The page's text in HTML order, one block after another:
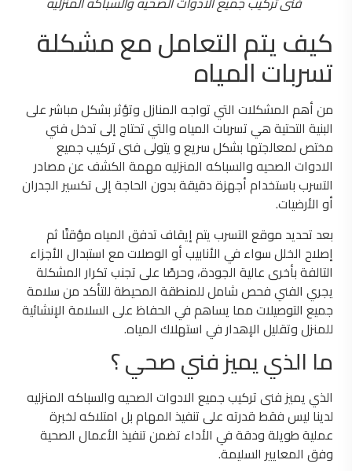
كيف يتم التعامل مع مشكلة
تسربات المياه
من أهم المشكلات التي تواجه المنازل وتؤثر بشكل مباشر على
البنية التحتية هي تسربات المياه والتي تحتاج إلى تدخل فني
مختص لمعالجتها بشكل سريع و يتولى فنى تركيب جميع
الادوات الصحيه والسباكه المنزليه مهمة الكشف عن مصادر
التسرب باستخدام أجهزة دقيقة بدون الحاجة إلى تكسير الجدران
أو الأرضيات.
بعد تحديد موقع التسرب يتم إيقاف تدفق المياه مؤقتًا ثم
إصلاح الخلل سواء في الأنابيب أو الوصلات مع استبدال الأجزاء
التالفة بأخرى عالية الجودة، وحرصًا على تجنب تكرار المشكلة
يجري الفني فحص شامل للمنطقة المحيطة للتأكد من سلامة
جميع التوصيلات مما يساهم في الحفاظ على السلامة الإنشائية
للمنزل وتقليل الإهدار في استهلاك المياه.
ما الذي يميز فني صحي ؟
الذي يميز فنى تركيب جميع الادوات الصحيه والسباكه المنزليه
لدينا ليس فقط قدرته على تنفيذ المهام بل امتلاكه لخبرة
عملية طويلة ودقة في الأداء تضمن تنفيذ الأعمال الصحية
وفق المعايير السليمة.